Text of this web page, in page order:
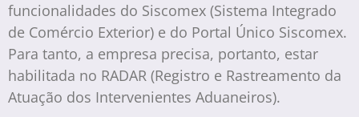
funcionalidades do Siscomex (Sistema Integrado
de Comércio Exterior) e do Portal Único Siscomex.
Para tanto, a empresa precisa, portanto, estar
habilitada no RADAR (Registro e Rastreamento da
Atuação dos Intervenientes Aduaneiros).